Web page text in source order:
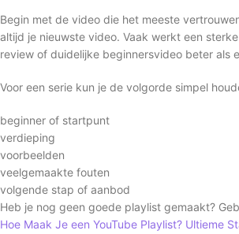
Begin met de video die het meeste
altijd je nieuwste video. Vaak werkt een
review of duidelijke beginnersvideo beter als
Voor een serie kun je de volgorde simpel
beginner of startpunt
verdieping
voorbeelden
veelgemaakte fouten
volgende stap of aanbod
Heb je nog geen goede playlist gemaakt?
Hoe Maak Je een YouTube Playlist? Ultieme